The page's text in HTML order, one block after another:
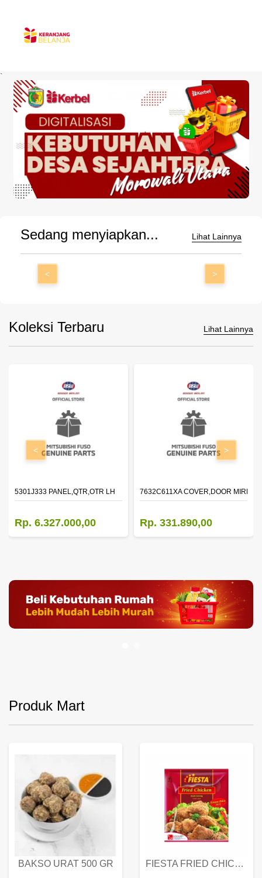
`
Sedang menyiapkan... Lihat Lainnya
< >
Koleksi Terbaru Lihat Lainnya
5301J333 PANEL,QTR,OTR LH
Rp. 6.327.000,00
7632C611XA COVER,DOOR
Rp. 331.890,00
< >
Produk Mart
BAKSO URAT 500 GR FIESTA FRIED CHICKEN 500 GR